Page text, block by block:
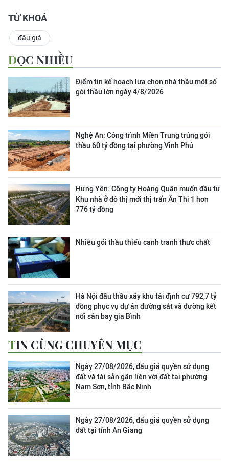
TỪ KHOÁ
đấu giá
ĐỌC NHIỀU
Điểm tin kế hoạch lựa chọn nhà thầu một số
gói thầu lớn ngày 4/8/2026
Nghệ An: Công trình Miền Trung trúng gói
thầu 60 tỷ đồng tại phường Vinh Phú
Hưng Yên: Công ty Hoàng Quân muốn đầu tư
Khu nhà ở đô thị mới thị trấn Ân Thi 1 hơn
776 tỷ đồng
Nhiều gói thầu thiếu cạnh tranh thực chất
Hà Nội đấu thầu xây khu tái định cư 792,7 tỷ
đồng phục vụ dự án đường sắt và đường kết
nối sân bay gia Bình
TIN CÙNG CHUYÊN MỤC
Ngày 27/08/2026, đấu giá quyền sử dụng
đất và tài sản gắn liền với đất tại phường
Nam Sơn, tỉnh Bắc Ninh
Ngày 27/08/2026, đấu giá quyền sử dụng
đất tại tỉnh An Giang